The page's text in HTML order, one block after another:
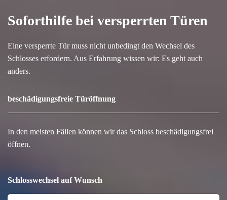
Soforthilfe bei versperrten Türen
Eine versperrte Tür muss nicht unbedingt den Wechsel des
Schlosses erfordern. Aus Erfahrung wissen wir: Es geht auch
anders.
beschädigungsfreie Türöffnung
In den meisten Fällen können wir das Schloss beschädigungsfrei
öffnen.
Schlosswechsel auf Wunsch